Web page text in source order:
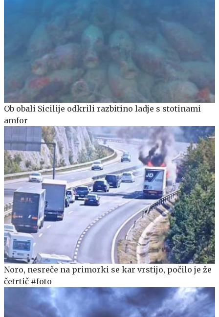
Ob obali Sicilije odkrili razbitino ladje s stotinami
amfor
Noro, nesreče na primorki se kar vrstijo, počilo je že
četrtič #foto